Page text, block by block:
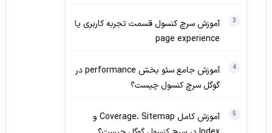
آموزش سرچ کنسول قسمت تجربه کاربری یا
page experience
آموزش جامع سئو بخش performance در
گوگل سرچ کنسول چیست؟
آموزش کامل Coverage، Sitemap و